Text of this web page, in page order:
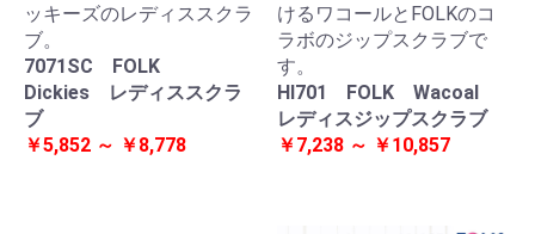
ッキーズのレディススクラ
ブ。
7071SC FOLK
Dickies レディススクラ
ブ
￥5,852 ～ ￥8,778
けるワコールとFOLKのコ
ラボのジップスクラブで
す。
HI701 FOLK Wacoal
レディスジップスクラブ
￥7,238 ～ ￥10,857